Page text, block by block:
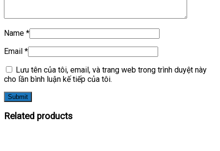
Name *
Email *
Lưu tên của tôi, email, và trang web trong trình duyệt này
cho lần bình luận kế tiếp của tôi.
Related products